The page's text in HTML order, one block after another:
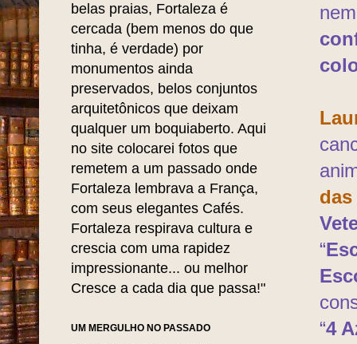
das
“
“4
belas praias, Fortaleza é
cercada (bem menos do que
tinha, é verdade) por
monumentos ainda
preservados, belos conjuntos
arquitetônicos que deixam
qualquer um boquiaberto. Aqui
no site colocarei fotos que
remetem a um passado onde
Fortaleza lembrava a França,
com seus elegantes Cafés.
Fortaleza respirava cultura e
crescia com uma rapidez
impressionante... ou melhor
Cresce a cada dia que passa!"
UM MERGULHO NO PASSADO